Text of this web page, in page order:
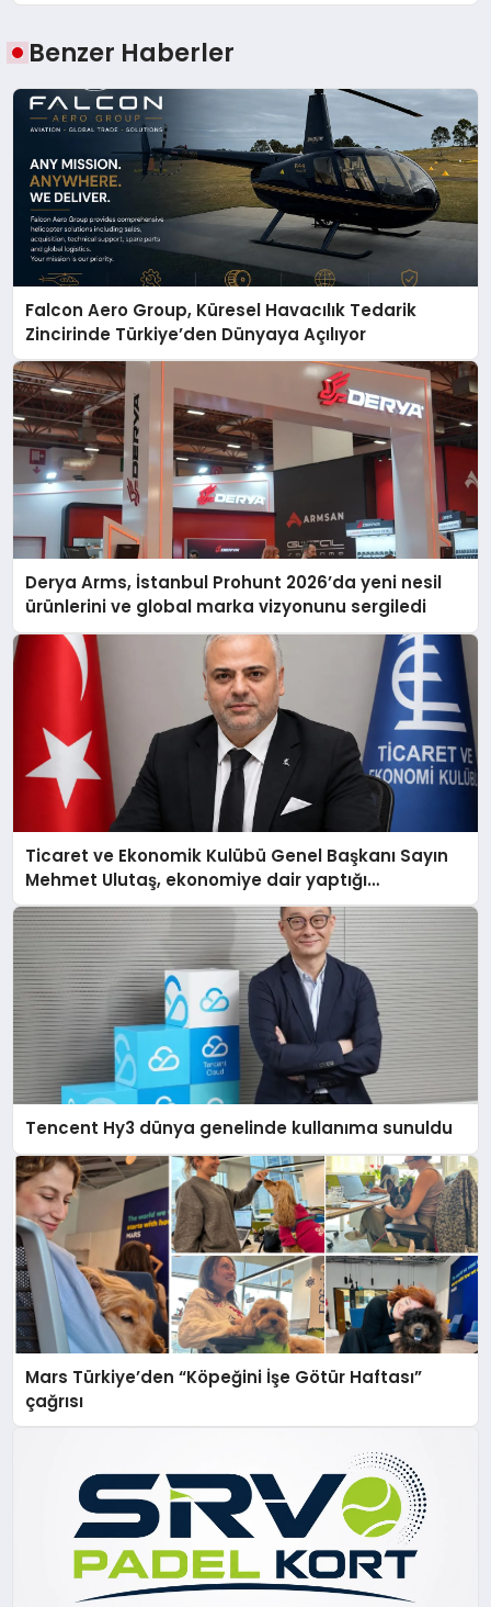
Benzer Haberler
Falcon Aero Group, Küresel Havacılık Tedarik
Zincirinde Türkiye’den Dünyaya Açılıyor
Derya Arms, İstanbul Prohunt 2026’da yeni nesil
ürünlerini ve global marka vizyonunu sergiledi
Ticaret ve Ekonomik Kulübü Genel Başkanı Sayın
Mehmet Ulutaş, ekonomiye dair yaptığı
açıklamada şunları kaydetti:
Tencent Hy3 dünya genelinde kullanıma sunuldu
Mars Türkiye’den “Köpeğini İşe Götür Haftası”
çağrısı